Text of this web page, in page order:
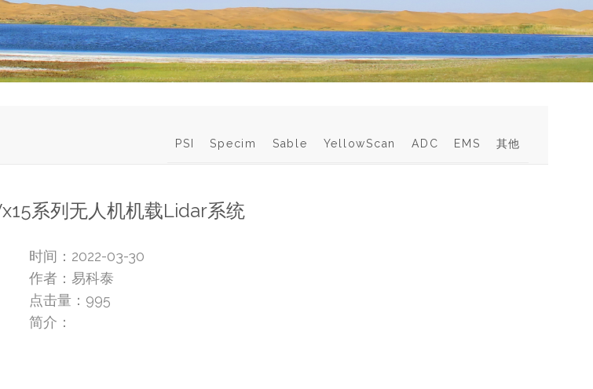
PSI Specim Sable YellowScan ADC EMS 其他
系列无人机机载Lidar系统
时间：2022-03-30
作者：易科泰
点击量： 995
简介：